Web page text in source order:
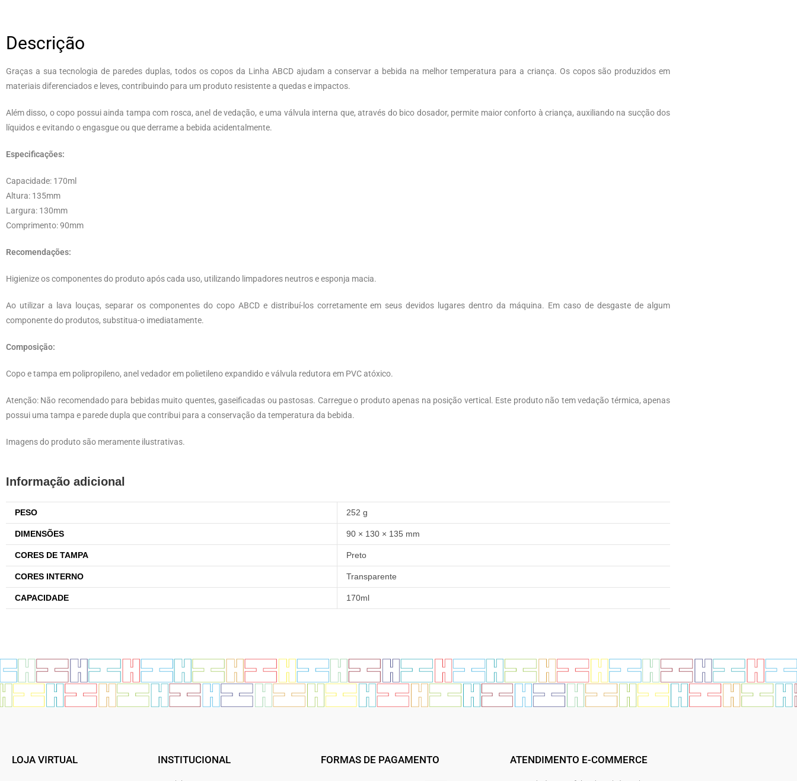
Descrição
Graças a sua tecnologia de paredes duplas, todos os copos da Linha ABCD ajudam a conservar a bebida na melhor temperatura para a criança. Os copos são produzidos em
materiais diferenciados e leves, contribuindo para um produto resistente a quedas e impactos.
Além disso, o copo possui ainda tampa com rosca, anel de vedação, e uma válvula interna que, através do bico dosador, permite maior conforto à criança, auxiliando na sucção dos
líquidos e evitando o engasgue ou que derrame a bebida acidentalmente.
Especificações:
Capacidade: 170ml
Altura: 135mm
Largura: 130mm
Comprimento: 90mm
Recomendações:
Higienize os componentes do produto após cada uso, utilizando limpadores neutros e esponja macia.
Ao utilizar a lava louças, separar os componentes do copo ABCD e distribuí-los corretamente em seus devidos lugares dentro da máquina. Em caso de desgaste de algum
componente do produtos, substitua-o imediatamente.
Composição:
Copo e tampa em polipropileno, anel vedador em polietileno expandido e válvula redutora em PVC atóxico.
Atenção: Não recomendado para bebidas muito quentes, gaseificadas ou pastosas. Carregue o produto apenas na posição vertical. Este produto não tem vedação térmica, apenas
possui uma tampa e parede dupla que contribui para a conservação da temperatura da bebida.
Imagens do produto são meramente ilustrativas.
Informação adicional
PESO 252 g
DIMENSÕES 90 × 130 × 135 mm
CORES DE TAMPA Preto
CORES INTERNO Transparente
CAPACIDADE 170ml
LOJA VIRTUAL INSTITUCIONAL FORMAS DE PAGAMENTO ATENDIMENTO E-COMMERCE